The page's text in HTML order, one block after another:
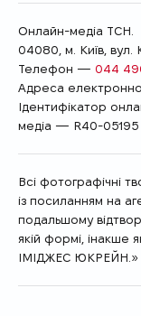
Онлайн-медіа ТСН.
04080, м. Київ, вул.
Телефон — 044
Адреса
Ідентифікатор
медіа — R40-05195
Всі фотографічні
із посиланням на
подальшому
якій формі, інакше
ІМІДЖЕС ЮКРЕЙН.»